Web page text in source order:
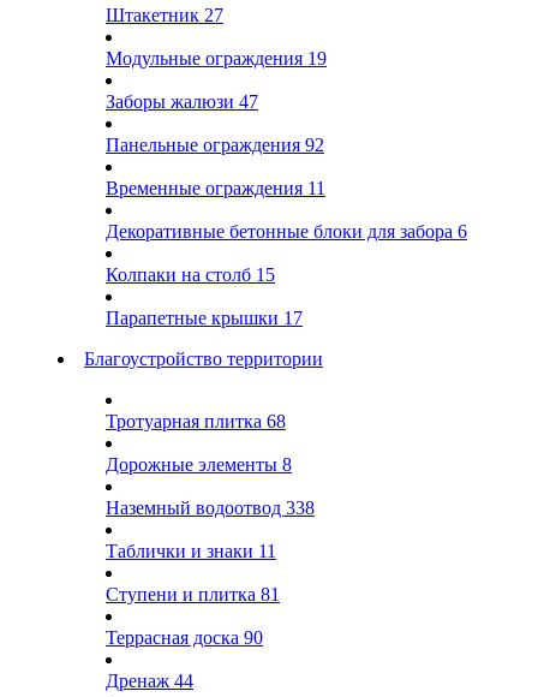
Штакетник 27
Модульные ограждения 19
Заборы жалюзи 47
Панельные ограждения 92
Временные ограждения 11
Декоративные бетонные блоки для забора 6
Колпаки на столб 15
Парапетные крышки 17
Благоустройство территории
Тротуарная плитка 68
Дорожные элементы 8
Наземный водоотвод 338
Таблички и знаки 11
Ступени и плитка 81
Террасная доска 90
Дренаж 44